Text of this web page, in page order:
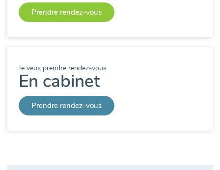
Prendre rendez-vous
Je veux prendre rendez-vous
En cabinet
Prendre rendez-vous